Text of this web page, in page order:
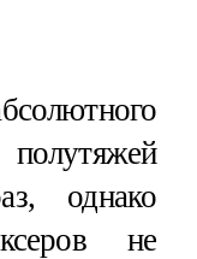
однако
не